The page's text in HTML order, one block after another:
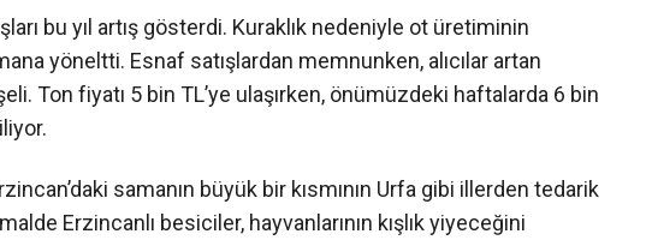
bu yıl artış gösterdi. Kuraklık nedeniyle ot üretiminin
yöneltti. Esnaf satışlardan memnunken, alıcılar artan
Ton fiyatı 5 bin TL’ye ulaşırken, önümüzdeki haftalarda 6 bin
samanın büyük bir kısmının Urfa gibi illerden tedarik
Erzincanlı besiciler, hayvanlarının kışlık yiyeceğini